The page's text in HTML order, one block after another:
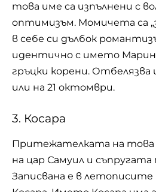
това име са изпълнени с
оптимизъм. Момичета са
в себе си дълбок
идентично с името
гръцки корени. Отбелязва
или на 21 октомври.
3. Косара
Притежателката на това
на цар Самуил и
Записвана е в летописите